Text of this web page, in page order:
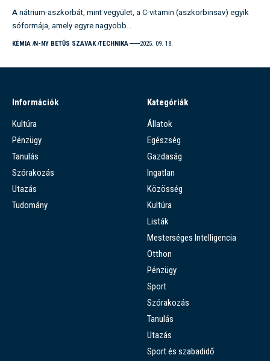
A nátrium-aszkorbát, mint vegyület, a C-vitamin (aszkorbinsav) egyik
sóformája, amely egyre nagyobb…
KÉMIA N-NY BETŰS SZAVAK TECHNIKA 2025. 09. 18.
Információk
Kultúra
Pénzügy
Tanulás
Szórakozás
Utazás
Tudomány
Kategóriák
Állatok
Egészség
Gazdaság
Ingatlan
Közösség
Kultúra
Listák
Mesterséges Intelligencia
Otthon
Pénzügy
Sport
Szórakozás
Tanulás
Utazás
Sport és szabadidő